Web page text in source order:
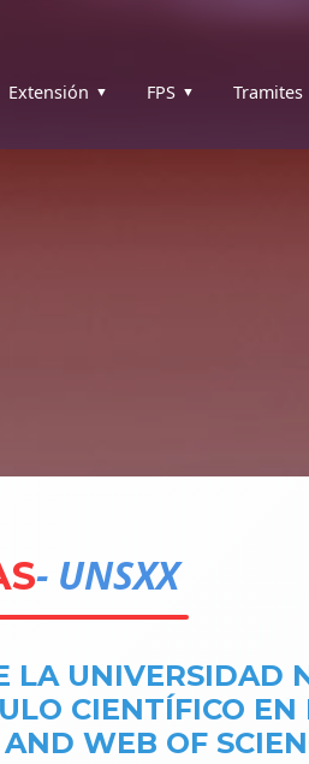
Extensión FPS Tramites
- UNSXX
LA UNIVERSIDAD
CIENTÍFICO EN
WEB OF